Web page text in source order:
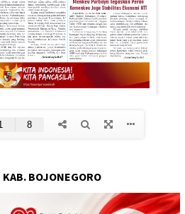
BOJONEGORO